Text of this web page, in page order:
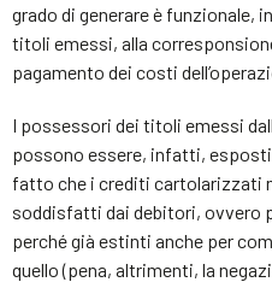
grado di generare è funzionale,
titoli emessi, alla
pagamento dei costi
I possessori dei titoli emessi
possono essere, infatti,
fatto che i crediti cartolarizzati
soddisfatti dai debitori, ovvero
perché già estinti anche per
quello (pena, altrimenti, la